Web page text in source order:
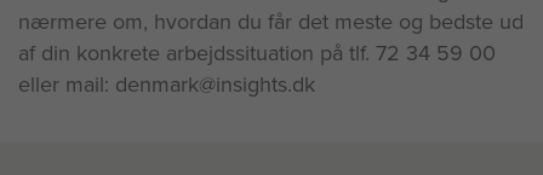
nærmere om, hvordan du får det meste og bedste ud
af din konkrete arbejdssituation på tlf. 72 34 59 00
eller mail: denmark@insights.dk